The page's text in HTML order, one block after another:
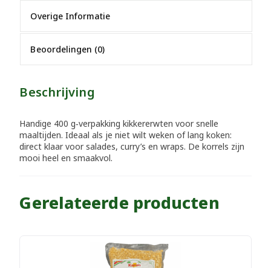
Overige Informatie
Beoordelingen (0)
Beschrijving
Handige 400 g‑verpakking kikkererwten voor snelle
maaltijden. Ideaal als je niet wilt weken of lang koken:
direct klaar voor salades, curry’s en wraps. De korrels zijn
mooi heel en smaakvol.
Gerelateerde producten